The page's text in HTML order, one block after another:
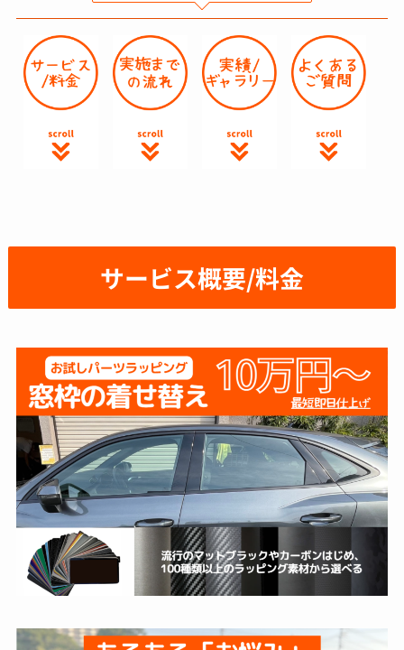
願い
しま
し
た。
合わ
せの
ムー
他社
リー
ズナ
ブル
だっ
たの
で良
かっ
たで
すさ
らに
都心
にあ
で家
ング
あり
がと
まし
た！
で、
気に
入っ
てい
す！
スタ
ッフ
の方
も親
切で
気さ
くな
方で
すの
で、
是非
ピン
依頼
これ
まで
でラ
ッピ
くれ
る業
者さ
んが
かっ
たの
かっ
た作
業も
スム
で当
日仕
上げ
てで
りま
ーパ
ーツ
をブ
ラッ
ウト
して
た。
素材
種類
くら
いの
サン
プル
から
自分
で選
べた
ので
自由
度が
て良
サービス概要/料金